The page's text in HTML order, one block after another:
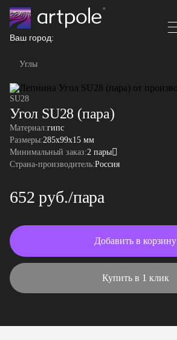
Ваш город:
Углы
SU28
Угол SU28 (пара)
Материал:гипс
Размеры:285x99x15 мм
Минимальный заказ:2 пары
Страна-производитель:Россия
652 руб./пара
Добавить в корзину
Купить в 1 клик